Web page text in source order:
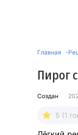
Главная
Пирог
Создан
5 (1